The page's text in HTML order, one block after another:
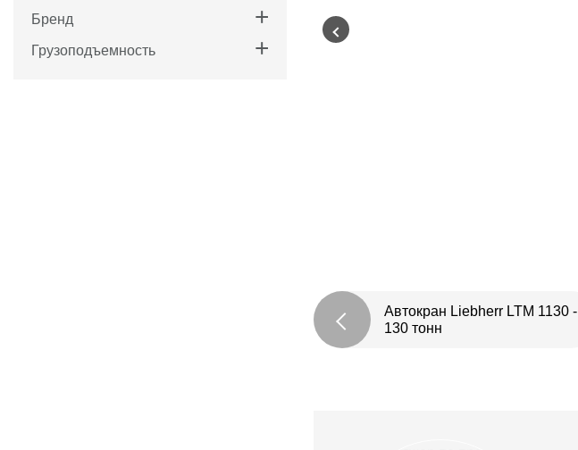
Бренд
Грузоподъемность
Автокран Liebherr LTM 1130 -
130 тонн